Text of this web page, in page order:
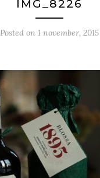
IMG_8226
Posted on 1 november, 2015